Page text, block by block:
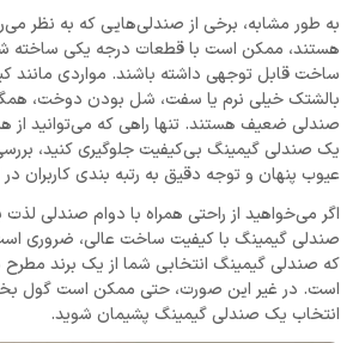
به طور مشابه، برخی از صندلی‌هایی که به نظر
هستند، ممکن است با قطعات درجه یکی ساخته
ساخت قابل توجهی داشته باشند. مواردی مانند
بالشتک خیلی نرم یا سفت، شل بودن دوخت،
صندلی ضعیف هستند. تنها راهی که می‌توانید از
یک صندلی گیمینگ بی‌کیفیت جلوگیری کنید،
عیوب پنهان و توجه دقیق به رتبه ‌بندی کاربران
اگر می‌خواهید از راحتی همراه با دوام صندلی لذت
صندلی گیمینگ با کیفیت ساخت عالی، ضروری
که صندلی گیمینگ انتخابی شما از یک برند مطرح
است. در غیر این صورت، حتی ممکن است گول
انتخاب یک صندلی گیمینگ پشیمان شوید.